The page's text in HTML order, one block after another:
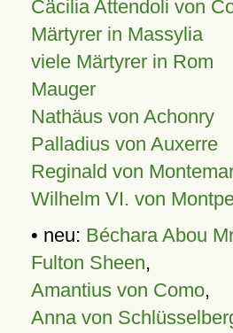
Cäcilia Attendoli von
Märtyrer in Massylia
viele Märtyrer in Rom
Mauger
Nathäus von Achonry
Palladius von Auxerre
Reginald von
Wilhelm VI. von
• neu: Béchara Abou
Fulton Sheen,
Amantius von Como,
Anna von